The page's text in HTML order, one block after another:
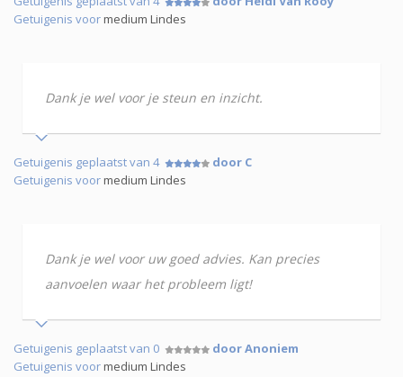
Getuigenis voormedium Lindes
Dank je wel voor je steun en inzicht.
Getuigenis geplaatst van 4
door C
Getuigenis voormedium Lindes
Dank je wel voor uw goed advies. Kan precies
aanvoelen waar het probleem ligt!
Getuigenis geplaatst van 0
door Anoniem
Getuigenis voormedium Lindes